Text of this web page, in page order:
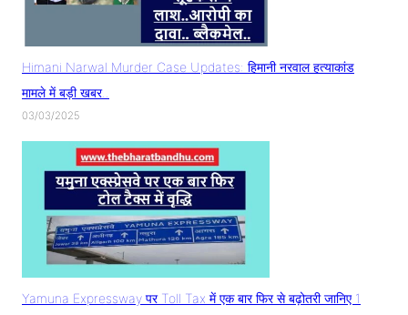
Himani Narwal Murder Case Updates: हिमानी नरवाल हत्याकांड
मामले में बड़ी खबर..
03/03/2025
Yamuna Expressway पर Toll Tax में एक बार फिर से बढ़ोतरी जानिए 1